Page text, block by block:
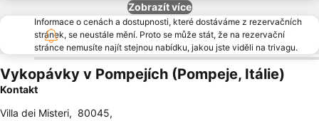
Zobrazít více
Informace o cenách a dostupnosti, které dostáváme z rezervačních
stránek, se neustále mění. Proto se může stát, že na rezervační
stránce nemusíte najít stejnou nabídku, jakou jste viděli na trivagu.
Vykopávky v Pompejích (Pompeje, Itálie)
Kontakt
Villa dei Misteri, 80045,